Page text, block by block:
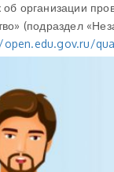
организации
(подраздел